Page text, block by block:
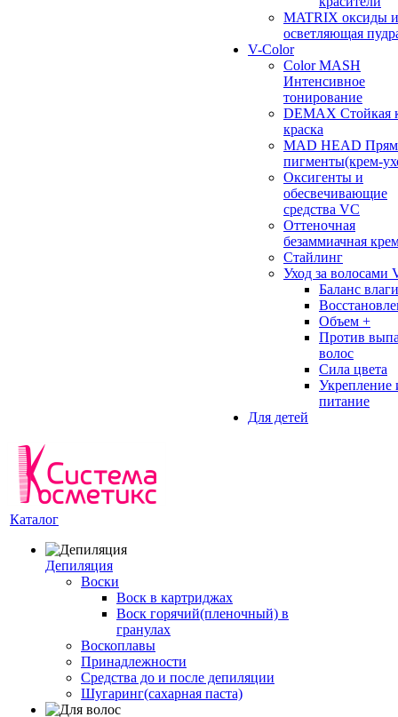
MATRIX оксиды и
осветляющая
V-Color
Color MASH
Интенсивное
тонирование
DEMAX Стойкая
краска
MAD HEAD
пигменты(крем-
Оксигенты и
обесвечивающие
средства VC
Оттеночная
безаммиачная
Стайлинг
Уход за волосами
Баланс влаги
Объем +
Против
волос
Сила цвета
Укрепление
питание
Для детей
Каталог
Депиляция
Воски
Воск в картриджах
Воск горячий(пленочный) в
гранулах
Воскоплавы
Принадлежности
Средства до и после депиляции
Шугаринг(сахарная паста)